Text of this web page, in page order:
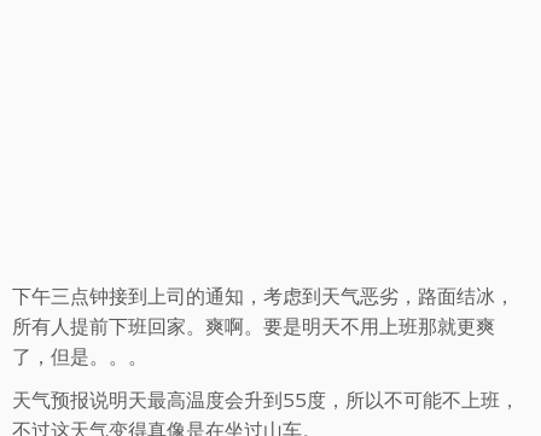
下午三点钟接到上司的通知，考虑到天气恶劣，路面结冰，
所有人提前下班回家。爽啊。要是明天不用上班那就更爽
了，但是。。。
天气预报说明天最高温度会升到55度，所以不可能不上班，
不过这天气变得真像是在坐过山车。